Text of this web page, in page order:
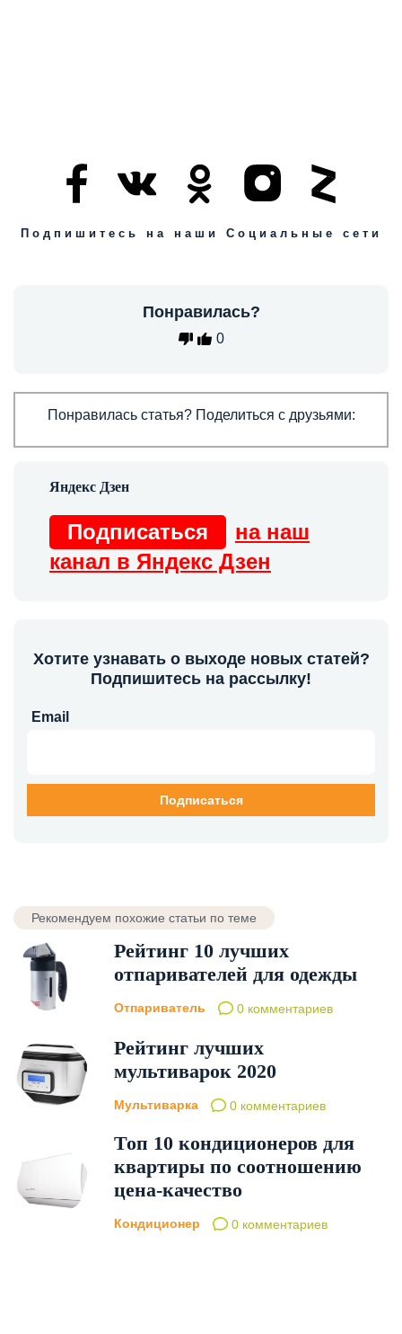
Подпишитесь на наши Социальные сети
Понравилась?
0
Понравилась статья? Поделиться с друзьями:
Подписаться
на наш
канал в Яндекс Дзен
Хотите узнавать о выходе новых статей?
Подпишитесь на рассылку!
Email
Рекомендуем похожие статьи по теме
Рейтинг 10 лучших
отпаривателей для одежды
Отпариватель 0 комментариев
Рейтинг лучших
мультиварок 2020
Мультиварка 0 комментариев
Топ 10 кондиционеров для
квартиры по соотношению
цена-качество
Кондиционер 0 комментариев